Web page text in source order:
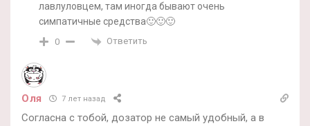
лавлуловцем, там иногда бывают очень
симпатичные средства🙂🙂🙂
0 Ответить
Оля 7 лет назад
Согласна с тобой, дозатор не самый удобный, а в